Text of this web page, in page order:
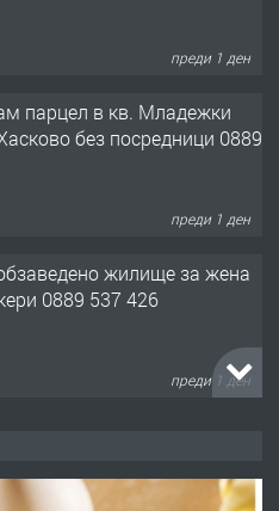
преди 1 ден
парцел в кв. Младежки
без посредници 0889
преди 1 ден
жилище за жена
0889 537 426
преди 1 ден